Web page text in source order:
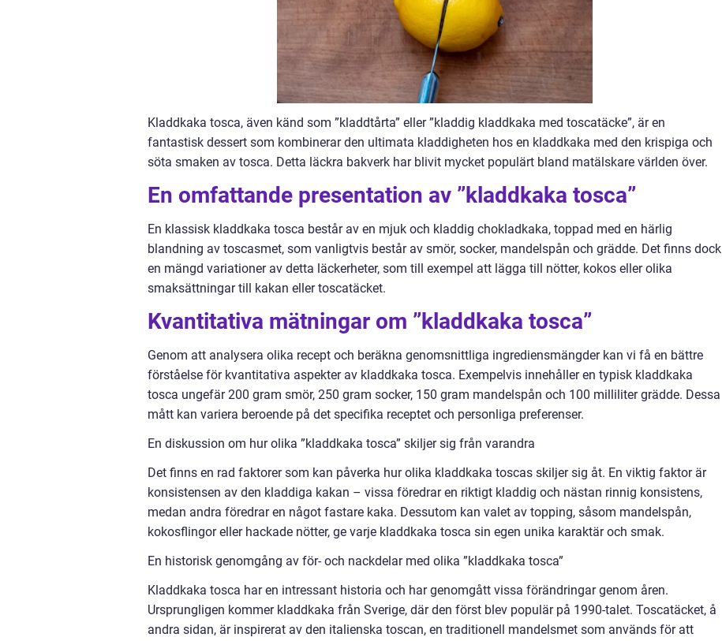
Kladdkaka tosca, även känd som ”kladdtårta” eller ”kladdig kladdkaka med toscatäcke”, är en
fantastisk dessert som kombinerar den ultimata kladdigheten hos en kladdkaka med den krispiga och
söta smaken av tosca. Detta läckra bakverk har blivit mycket populärt bland matälskare världen över.
En omfattande presentation av ”kladdkaka tosca”
En klassisk kladdkaka tosca består av en mjuk och kladdig chokladkaka, toppad med en härlig
blandning av toscasmet, som vanligtvis består av smör, socker, mandelspån och grädde. Det finns dock
en mängd variationer av detta läckerheter, som till exempel att lägga till nötter, kokos eller olika
smaksättningar till kakan eller toscatäcket.
Kvantitativa mätningar om ”kladdkaka tosca”
Genom att analysera olika recept och beräkna genomsnittliga ingrediensmängder kan vi få en bättre
förståelse för kvantitativa aspekter av kladdkaka tosca. Exempelvis innehåller en typisk kladdkaka
tosca ungefär 200 gram smör, 250 gram socker, 150 gram mandelspån och 100 milliliter grädde. Dessa
mått kan variera beroende på det specifika receptet och personliga preferenser.
En diskussion om hur olika ”kladdkaka tosca” skiljer sig från varandra
Det finns en rad faktorer som kan påverka hur olika kladdkaka toscas skiljer sig åt. En viktig faktor är
konsistensen av den kladdiga kakan – vissa föredrar en riktigt kladdig och nästan rinnig konsistens,
medan andra föredrar en något fastare kaka. Dessutom kan valet av topping, såsom mandelspån,
kokosflingor eller hackade nötter, ge varje kladdkaka tosca sin egen unika karaktär och smak.
En historisk genomgång av för- och nackdelar med olika ”kladdkaka tosca”
Kladdkaka tosca har en intressant historia och har genomgått vissa förändringar genom åren.
Ursprungligen kommer kladdkaka från Sverige, där den först blev populär på 1990-talet. Toscatäcket, å
andra sidan, är inspirerat av den italienska toscan, en traditionell mandelsmet som används för att